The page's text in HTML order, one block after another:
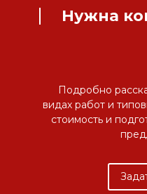
Нужна
Подробно
видах работ и
стоимость и